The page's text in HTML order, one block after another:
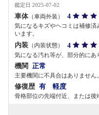
鑑定日 2025-07-02
車体（車両外装） 4
気になるキズやヘコミは補修
います。
内装 （内装状態） 4
気になる汚れ等が、部分的にあ
機関 正常
主要機関に不具合はありません。
修復歴 有 軽度
骨格部位の先端付近、または後